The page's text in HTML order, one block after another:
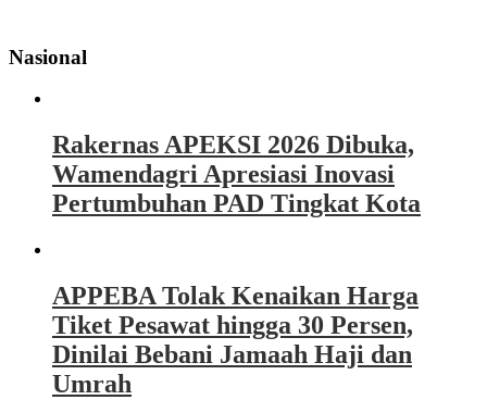
Nasional
Rakernas APEKSI 2026 Dibuka,
Wamendagri Apresiasi Inovasi
Pertumbuhan PAD Tingkat Kota
APPEBA Tolak Kenaikan Harga
Tiket Pesawat hingga 30 Persen,
Dinilai Bebani Jamaah Haji dan
Umrah